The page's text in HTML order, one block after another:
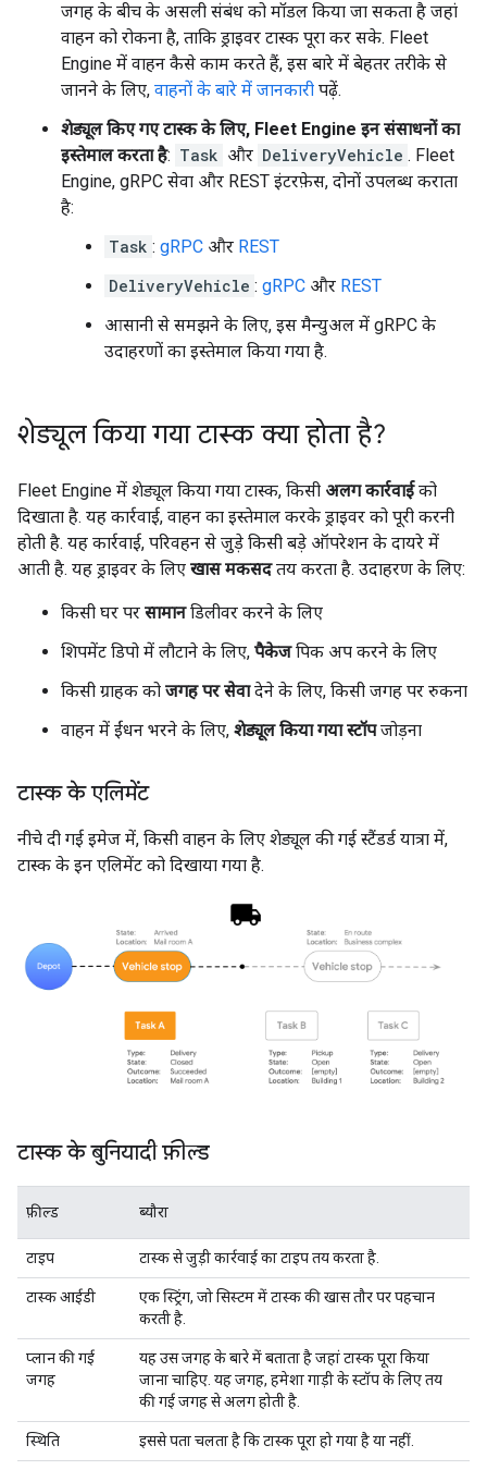
जगह के बीच के असली संबंध को मॉडल किया जा सकता है जहां
वाहन को रोकना है, ताकि ड्राइवर टास्क पूरा कर सके. Fleet
Engine में वाहन कैसे काम करते हैं, इस बारे में बेहतर तरीके से
जानने के लिए, वाहनों के बारे में जानकारी पढ़ें.
शेड्यूल किए गए टास्क के लिए, Fleet Engine इन संसाधनों का
इस्तेमाल करता है: Task और DeliveryVehicle . Fleet
Engine, gRPC सेवा और REST इंटरफ़ेस, दोनों उपलब्ध कराता
है:
Task : gRPC और REST
DeliveryVehicle : gRPC और REST
आसानी से समझने के लिए, इस मैन्युअल में gRPC के
उदाहरणों का इस्तेमाल किया गया है.
शेड्यूल किया गया टास्क क्या होता है?
Fleet Engine में शेड्यूल किया गया टास्क, किसी अलग कार्रवाईको
दिखाता है. यह कार्रवाई, वाहन का इस्तेमाल करके ड्राइवर को पूरी करनी
होती है. यह कार्रवाई, परिवहन से जुड़े किसी बड़े ऑपरेशन के दायरे में
आती है. यह ड्राइवर के लिए खास मकसदतय करता है. उदाहरण के लिए:
किसी घर पर सामानडिलीवर करने के लिए
शिपमेंट डिपो में लौटाने के लिए, पैकेजपिक अप करने के लिए
किसी ग्राहक को जगह पर सेवादेने के लिए, किसी जगह पर रुकना
वाहन में ईंधन भरने के लिए, शेड्यूल किया गया स्टॉपजोड़ना
टास्क के एलिमेंट
नीचे दी गई इमेज में, किसी वाहन के लिए शेड्यूल की गई स्टैंडर्ड यात्रा में,
टास्क के इन एलिमेंट को दिखाया गया है.
टास्क के बुनियादी फ़ील्ड
फ़ील्ड ब्यौरा
टाइप टास्क से जुड़ी कार्रवाई का टाइप तय करता है.
टास्क आईडी
एक स्ट्रिंग, जो सिस्टम में टास्क की खास तौर पर पहचान
करती है.
प्लान की गई
जगह
यह उस जगह के बारे में बताता है जहां टास्क पूरा किया
जाना चाहिए. यह जगह, हमेशा गाड़ी के स्टॉप के लिए तय
की गई जगह से अलग होती है.
स्थिति इससे पता चलता है कि टास्क पूरा हो गया है या नहीं.